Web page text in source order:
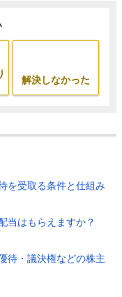
解決しなかった
を受取る条件と仕組み
当はもらえますか？
待・議決権などの株主